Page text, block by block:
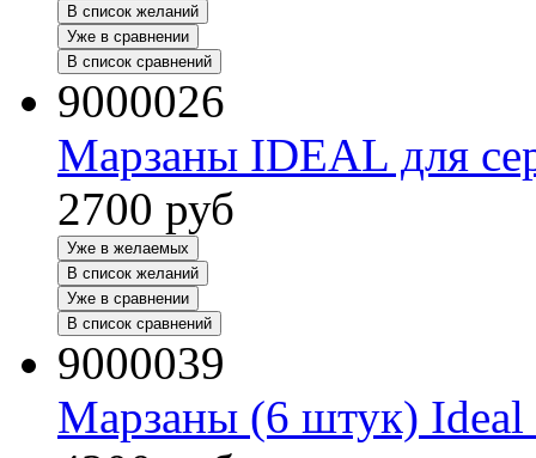
В список желаний
Уже в сравнении
В список сравнений
9000026
Марзаны IDEAL для
2700 руб
Уже в желаемых
В список желаний
Уже в сравнении
В список сравнений
9000039
Марзаны (6 штук)